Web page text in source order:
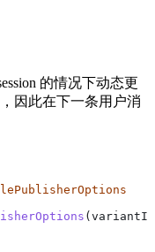
的情况下动态更
因此在下一条用户消